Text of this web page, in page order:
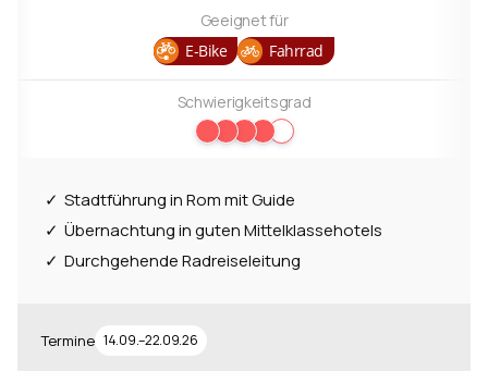
Schwierigkeitsgrad
Geeignet für
E-Bike
Fahrrad
Stadtführung in Rom mit Guide
Übernachtung in guten Mittelklassehotels
Durchgehende Radreiseleitung
Termine 14.09.–22.09.26